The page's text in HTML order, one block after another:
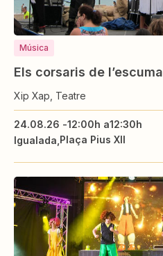
Música
Els corsaris de l’escuma
Xip Xap, Teatre
24.08.26 -12:00h a12:30h
Igualada Plaça Pius XII